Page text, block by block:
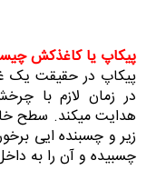
پیکاپ یا کاغذکش
پیکاپ در حقیقت یک
در زمان لازم با
هدایت میکند. سطح
زیر و چسبنده ایی
چسبیده و آن را به